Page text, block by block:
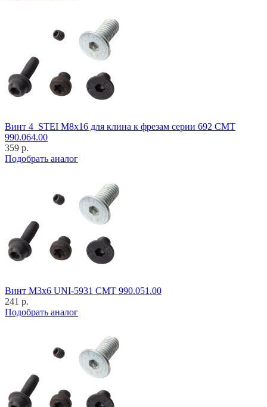
Винт 4_STEI M8x16 для клина к фрезам серии 692 CMT
990.064.00
359 р.
Подобрать аналог
Винт M3x6 UNI-5931 CMT 990.051.00
241 р.
Подобрать аналог